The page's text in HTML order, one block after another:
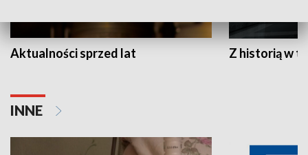
Aktualności sprzed lat Z historią w
INNE